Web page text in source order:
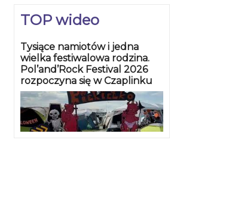
TOP wideo
Tysiące namiotów i jedna
wielka festiwalowa rodzina.
Pol’and’Rock Festival 2026
rozpoczyna się w Czaplinku